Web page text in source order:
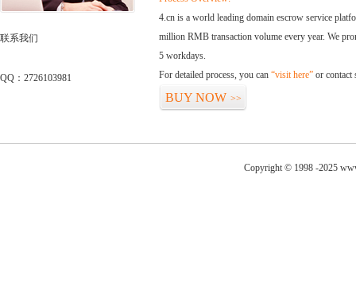
联系我们
QQ：2726103981
4.cn is a world leading domain escrow service
million RMB transaction volume every year. We
5 workdays.
For detailed process, you can “visit here” or contact
BUY NOW >>
Copyright © 1998 -2025